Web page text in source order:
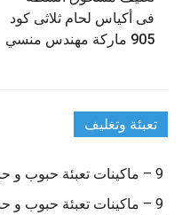
فى أكياس لحام ثلاثى كود
905 ماركة مهندس منسي
تعبئة وتغليف
9 – ماكينات تعبئة حبوب و حبيبات و بودر شديد النعومة
9 – ماكينات تعبئة حبوب و